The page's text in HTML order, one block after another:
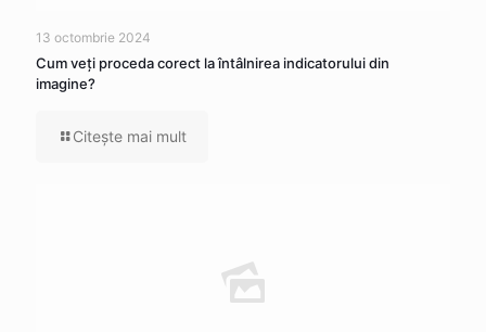
13 octombrie 2024
Cum veţi proceda corect la întâlnirea indicatorului din
imagine?
Citeşte mai mult